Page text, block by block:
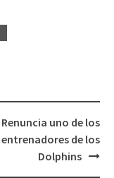
Renuncia uno de los
entrenadores de los
Dolphins